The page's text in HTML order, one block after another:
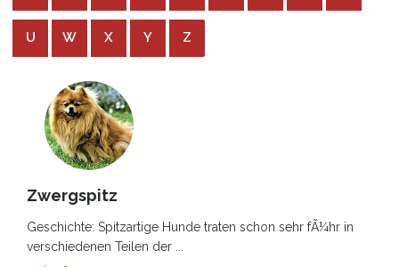
U W X Y Z
Zwergspitz
Geschichte: Spitzartige Hunde traten schon sehr fÃ¼hr in
verschiedenen Teilen der ...